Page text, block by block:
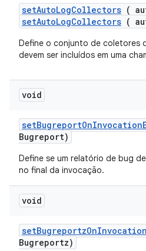
setAutoLogCollectors (
setAutoLogCollectors (
Define o conjunto de coletores
devem ser incluídos em uma
void
setBugreportOnInvocation
Bugreport)
Define se um relatório de bug
no final da invocação.
void
setBugreportzOnInvocation
Bugreportz)